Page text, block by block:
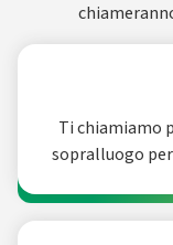
Ti chiamiamo
sopralluogo